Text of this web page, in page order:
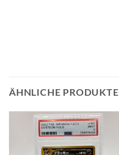
ÄHNLICHE PRODUKTE